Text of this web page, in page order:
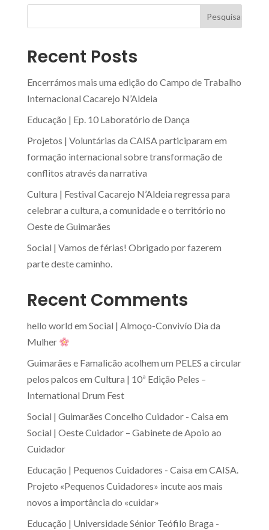
Recent Posts
Encerrámos mais uma edição do Campo de Trabalho
Internacional Cacarejo N’Aldeia
Educação | Ep. 10 Laboratório de Dança
Projetos | Voluntárias da CAISA participaram em
formação internacional sobre transformação de
conflitos através da narrativa
Cultura | Festival Cacarejo N’Aldeia regressa para
celebrar a cultura, a comunidade e o território no
Oeste de Guimarães
Social | Vamos de férias! Obrigado por fazerem
parte deste caminho.
Recent Comments
hello world em Social | Almoço-Convivío Dia da
Mulher
Guimarães e Famalicão acolhem um PELES a circular
pelos palcos em Cultura | 10ª Edição Peles –
International Drum Fest
Social | Guimarães Concelho Cuidador - Caisa em
Social | Oeste Cuidador – Gabinete de Apoio ao
Cuidador
Educação | Pequenos Cuidadores - Caisa em CAISA.
Projeto «Pequenos Cuidadores» incute aos mais
novos a importância do «cuidar»
Educação | Universidade Sénior Teófilo Braga -